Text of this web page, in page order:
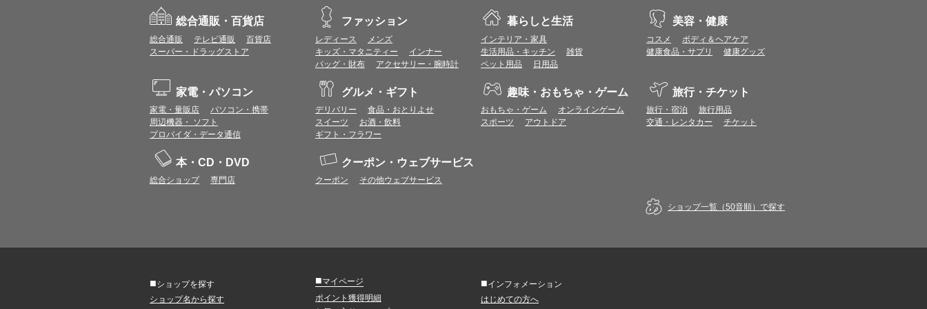
総合通販・百貨店
総合通販 テレビ通販
百貨店
スーパー・ドラッグストア
ファッション
レディース
メンズ
キッズ・マタニティー
インナー
バッグ・財布
アクセサリー・腕時計
暮らしと生活
インテリア・家具
生活用品・キッチン
雑貨
ペット用品
日用品
美容・健康
コスメ
ボディ＆ヘアケア
健康食品・サプリ
健康グッズ
家電・パソコン
家電・量販店
パソコン・携帯
周辺機器・ ソフト
プロバイダ・データ通信
グルメ・ギフト
デリバリー
食品・おとりよせ
スイーツ
お酒・飲料
ギフト・フラワー
趣味・おもちゃ・ゲーム
おもちゃ・ゲーム
オンラインゲーム
スポーツ
アウトドア
旅行・チケット
旅行・宿泊
旅行用品
交通・レンタカー
チケット
本・CD・DVD
総合ショップ 専門店
クーポン・ウェブサービス
クーポン その他ウェブサービス
ショップ一覧（50音順）で探す
■ショップを探す
ショップ名から探す
■マイページ
ポイント獲得明細
■インフォメーション
はじめての方へ